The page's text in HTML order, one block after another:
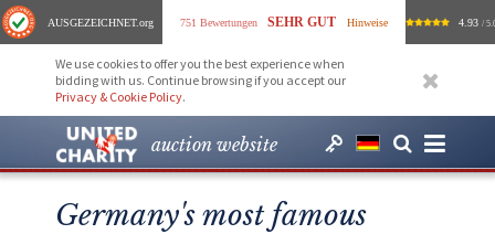
AUSGEZEICHNET.org 751 Bewertungen SEHR GUT Hinweise 4.93 /
We use cookies to offer you the best experience when
bidding with us. Continue browsing if you accept our
Privacy & Cookie Policy.
auction website
Germany's most famous